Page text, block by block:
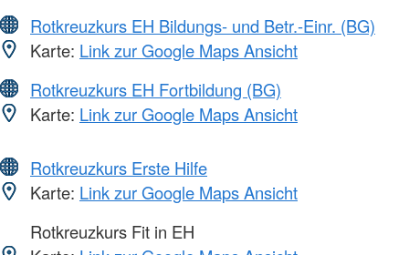
Rotkreuzkurs EH Bildungs- und Betr.-Einr. (BG)
Karte: Link zur Google Maps Ansicht
Rotkreuzkurs EH Fortbildung (BG)
Karte: Link zur Google Maps Ansicht
Rotkreuzkurs Erste Hilfe
Karte: Link zur Google Maps Ansicht
Rotkreuzkurs Fit in EH